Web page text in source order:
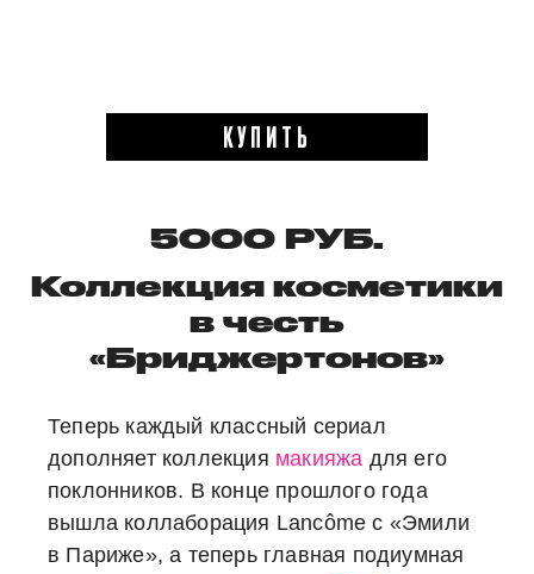
КУПИТЬ
5000 РУБ.
Коллекция косметики
в честь
«Бриджертонов»
Теперь каждый классный сериал
дополняет коллекция макияжа для его
поклонников. В конце прошлого года
вышла коллаборация Lancôme с «Эмили
в Париже», а теперь главная подиумная